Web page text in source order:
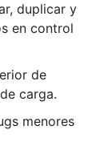
duplicar y
en control
de
carga.
menores